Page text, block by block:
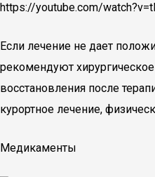
https://youtube.com/
Если лечение не дает
рекомендуют
восстановления после
курортное лечение,
Медикаменты